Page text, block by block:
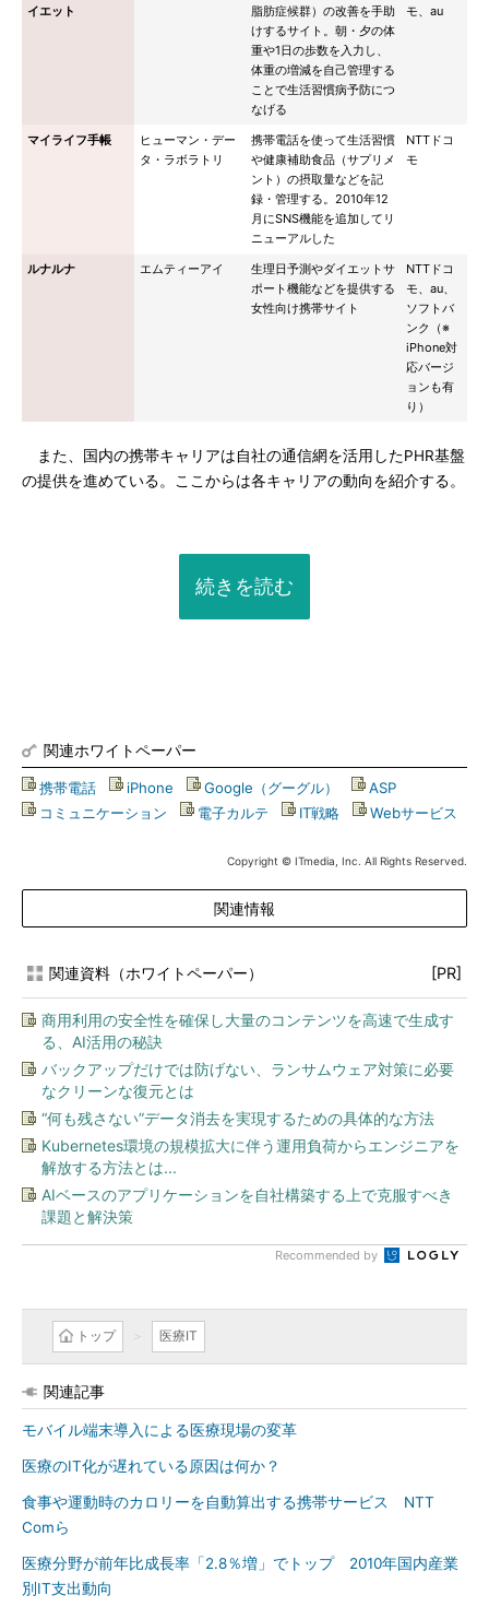
イエット
脂肪症候群）の改善を手助
けするサイト。朝・夕の体
重や1日の歩数を入力し、
体重の増減を自己管理する
ことで生活習慣病予防につ
なげる
モ、au
マイライフ手帳
ヒューマン・デー
タ・ラボラトリ
携帯電話を使って生活習慣
や健康補助食品（サプリメ
ント）の摂取量などを記
録・管理する。2010年12
月にSNS機能を追加してリ
ニューアルした
NTTドコ
モ
ルナルナ エムティーアイ
生理日予測やダイエットサ
ポート機能などを提供する
女性向け携帯サイト
NTTドコ
モ、au、
ソフトバ
ンク（※
iPhone対
応バージ
ョンも有
り）
また、国内の携帯キャリアは自社の通信網を活用したPHR基盤
の提供を進めている。ここからは各キャリアの動向を紹介する。
続きを読む
関連ホワイトペーパー
携帯電話 iPhone Google（グーグル） ASP
コミュニケーション
電子カルテ IT戦略 Webサービス
Copyright © ITmedia, Inc. All Rights Reserved.
関連情報
関連資料（ホワイトペーパー） [PR]
商用利用の安全性を確保し大量のコンテンツを高速で生成す
る、AI活用の秘訣
バックアップだけでは防げない、ランサムウェア対策に必要
なクリーンな復元とは
“何も残さない”データ消去を実現するための具体的な方法
Kubernetes環境の規模拡大に伴う運用負荷からエンジニアを
解放する方法とは...
AIベースのアプリケーションを自社構築する上で克服すべき
課題と解決策
Recommended by
トップ 医療IT
関連記事
モバイル端末導入による医療現場の変革
医療のIT化が遅れている原因は何か？
食事や運動時のカロリーを自動算出する携帯サービス NTT
Comら
医療分野が前年比成長率「2.8％増」でトップ 2010年国内産業
別IT支出動向